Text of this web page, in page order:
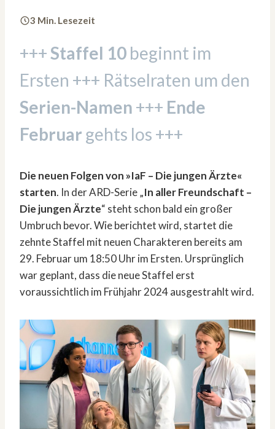
3 Min. Lesezeit
+++Staffel 10 beginnt im
Ersten +++ Rätselraten um den
Serien-Namen +++ Ende
Februar gehts los +++
Die neuen Folgen von »IaF – Die jungen Ärzte«
starten. In der ARD-Serie „In aller Freundschaft –
Die jungen Ärzte“ steht schon bald ein großer
Umbruch bevor. Wie berichtet wird, startet die
zehnte Staffel mit neuen Charakteren bereits am
29. Februar um 18:50 Uhr im Ersten. Ursprünglich
war geplant, dass die neue Staffel erst
voraussichtlich im Frühjahr 2024 ausgestrahlt wird.